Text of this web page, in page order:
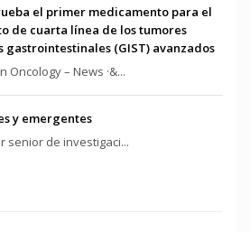
el primer medicamento para el
de cuarta línea de los tumores
gastrointestinales (GIST) avanzados
Oncology – News ·&...
y emergentes
senior de investigaci...